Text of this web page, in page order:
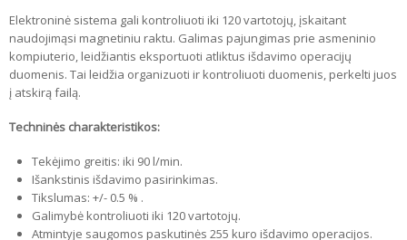
Elektroninė sistema gali kontroliuoti iki 120 vartotojų, įskaitant
naudojimąsi magnetiniu raktu. Galimas pajungimas prie asmeninio
kompiuterio, leidžiantis eksportuoti atliktus išdavimo operacijų
duomenis. Tai leidžia organizuoti ir kontroliuoti duomenis, perkelti juos
į atskirą failą.
Techninės charakteristikos:
Tekėjimo greitis: iki 90 l/min.
Išankstinis išdavimo pasirinkimas.
Tikslumas: +/- 0.5 % .
Galimybė kontroliuoti iki 120 vartotojų.
Atmintyje saugomos paskutinės 255 kuro išdavimo operacijos.